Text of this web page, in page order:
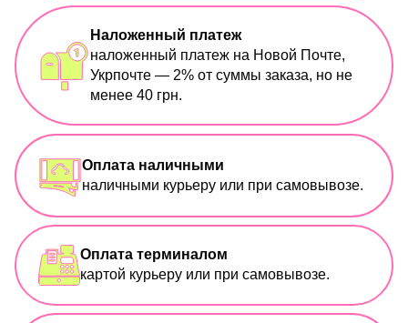
Наложенный платеж
наложенный платеж на Новой Почте,
Укрпочте — 2% от суммы заказа, но не
менее 40 грн.
Оплата наличными
наличными курьеру или при самовывозе.
Оплата терминалом
картой курьеру или при самовывозе.